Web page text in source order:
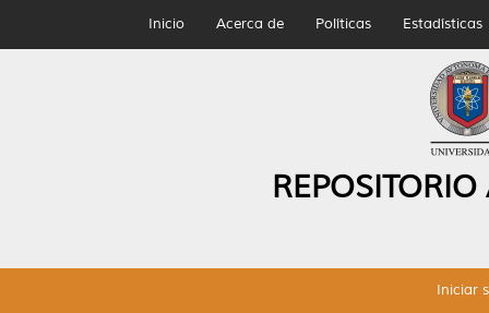
Inicio Acerca de Políticas Estadísticas
Iniciar